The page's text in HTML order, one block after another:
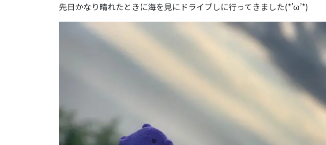
先日かなり晴れたときに海を見にドライブしに行ってきました(*’ω’*)